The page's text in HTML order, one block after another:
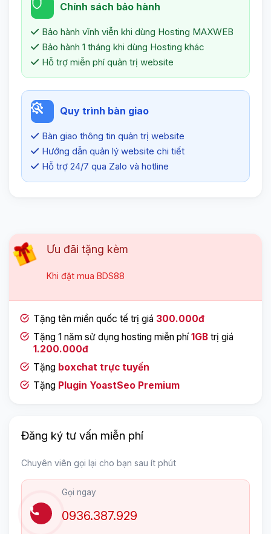
Chính sách bảo hành
Bảo hành vĩnh viễn khi dùng Hosting MAXWEB
Bảo hành 1 tháng khi dùng Hosting khác
Hỗ trợ miễn phí quản trị website
Quy trình bàn giao
Bàn giao thông tin quản trị website
Hướng dẫn quản lý website chi tiết
Hỗ trợ 24/7 qua Zalo và hotline
Ưu đãi tặng kèm
Khi đặt mua BDS88
Tặng tên miền quốc tế trị giá 300.000đ
Tặng 1 năm sử dụng hosting miễn phí1GB trị giá
1.200.000đ
Tặng boxchat trực tuyến
Tặng Plugin YoastSeo Premium
Đăng ký tư vấn miễn phí
Chuyên viên gọi lại cho bạn sau ít phút
Gọi ngay
0936.387.929